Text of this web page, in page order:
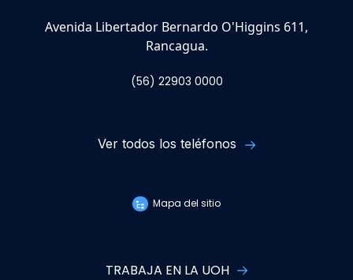
Avenida Libertador Bernardo O'Higgins 611,
Rancagua.
(56) 22903 0000
Ver todos los teléfonos
Mapa del sitio
TRABAJA EN LA UOH